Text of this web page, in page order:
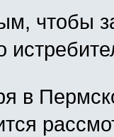
чтобы
в